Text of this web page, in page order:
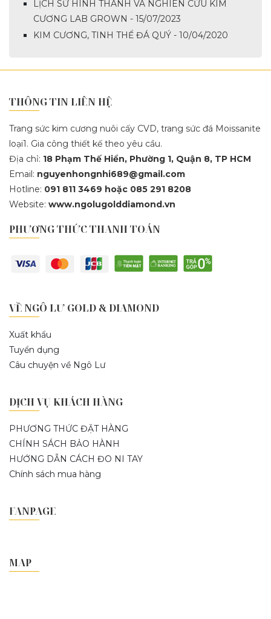
LỊCH SỬ HÌNH THÀNH VÀ NGHIÊN CỨU KIM
CƯƠNG LAB GROWN - 15/07/2023
KIM CƯƠNG, TINH THỂ ĐÁ QUÝ - 10/04/2020
THÔNG TIN LIÊN HỆ
Trang sức kim cương nuôi cấy CVD, trang sức đá Moissanite
loại1. Gia công thiết kế theo yêu cầu.
Địa chỉ: 18 Phạm Thế Hiển, Phường 1, Quận 8, TP HCM
Email: nguyenhongnhi689@gmail.com
Hotline: 091 811 3469 hoặc 085 291 8208
Website: www.ngolugolddiamond.vn
PHƯƠNG THỨC THANH TOÁN
VỀ NGÔ LƯ GOLD & DIAMOND
Xuất khẩu
Tuyển dụng
Câu chuyện về Ngô Lư
DỊCH VỤ KHÁCH HÀNG
PHƯƠNG THỨC ĐẶT HÀNG
CHÍNH SÁCH BẢO HÀNH
HƯỚNG DẪN CÁCH ĐO NI TAY
Chính sách mua hàng
FANPAGE
MAP